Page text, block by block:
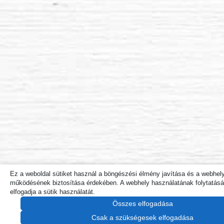
Ez a weboldal sütiket használ a böngészési élmény javítása és a
működésének biztosítása érdekében. A webhely használatának
elfogadja a sütik használatát.
Összes elfogadása
Csak a szükségesek elfogadása